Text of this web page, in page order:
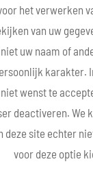
het verwerken
van uw
uw naam of
karakter.
wenst te
deactiveren. We
deze site echter
voor deze optie